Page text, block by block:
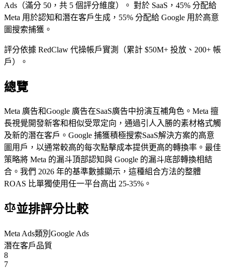
Ads（滿分 50，共 5 個評分維度）。 對於 SaaS，45% 分配給
Meta 用於認知和潛在客戶生成，55% 分配給 Google 用於高意
圖搜索捕獲。
評分依據 RedClaw 代操帳戶實測（累計 $50M+ 投放、200+ 帳
戶）。
總覽
Meta 廣告和Google 廣告在SaaS廣告中扮演互補角色。Meta 擅
長視覺開發新客和相似受眾定向，通過引人入勝的素材格式觸
及新的潛在客戶。Google 捕獲積極搜索SaaS解決方案的高意
圖用戶，以通常較高的每次點擊成本提供更高的轉換率。最佳
策略將 Meta 的漏斗頂部認知與 Google 的漏斗底部轉換相結
合。我們 2026 年的基準數據顯示，這種組合方法的整體
ROAS 比單獨使用任一平台高出 25-35%。
並排評分比較
Meta Ads類別 Google Ads
潛在客戶品質
8
7